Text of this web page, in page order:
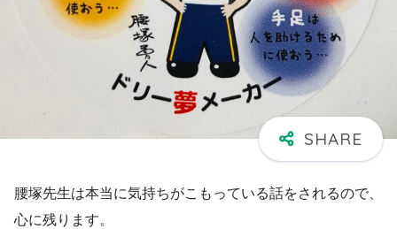
腰塚先生は本当に気持ちがこもっている話をされるので、
心に残ります。